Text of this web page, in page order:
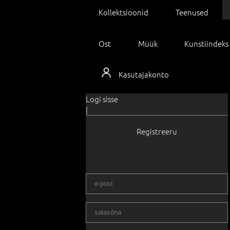
Kollektsioonid Teenused
Ost Müük Kunstiindeks
Kasutajakonto
Logi sisse
|
Registreeru